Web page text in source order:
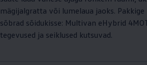
mägijalgratta või lumelaua jaoks.
sõbrad sõidukisse: Multivan eHybrid
tegevused ja seiklused kutsuvad.